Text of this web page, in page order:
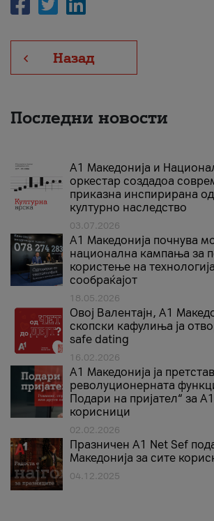
Назад
Последни новости
А1 Македонија и
оркестар создадоа
приказна инспирирана
културно наследство
03.07.2026
A1 Македонија почнува
национална кампања за
користење на
сообраќајот
18.05.2026
Овој Валентајн, A1
скопски кафулиња ја
safe dating
16.02.2026
А1 Македонија ја
револуционерната
Подари на пријател“ за
корисници
02.02.2026
Празничен A1 Net Sеf
Македонија за сите
04.12.2025